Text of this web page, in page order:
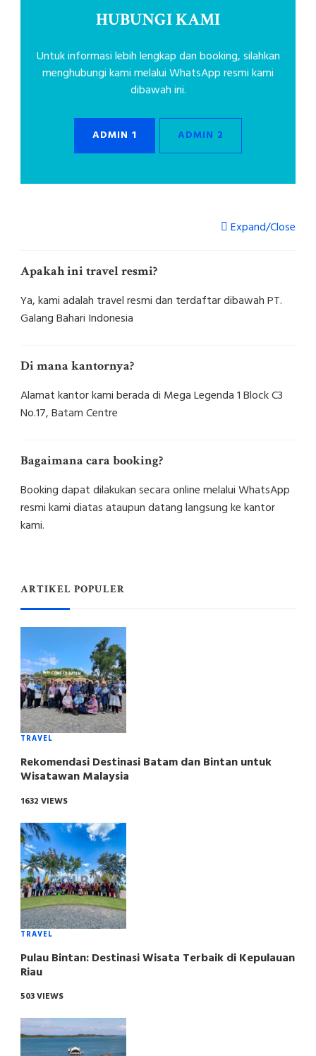
HUBUNGI KAMI
Untuk informasi lebih lengkap dan booking, silahkan
menghubungi kami melalui WhatsApp resmi kami
dibawah ini.
ADMIN 1 ADMIN 2
Expand/Close
Apakah ini travel resmi?
Ya, kami adalah travel resmi dan terdaftar dibawah PT.
Galang Bahari Indonesia
Di mana kantornya?
Alamat kantor kami berada di Mega Legenda 1 Block C3
No.17, Batam Centre
Bagaimana cara booking?
Booking dapat dilakukan secara online melalui WhatsApp
resmi kami diatas ataupun datang langsung ke kantor
kami.
ARTIKEL POPULER
TRAVEL
Rekomendasi Destinasi Batam dan Bintan untuk
Wisatawan Malaysia
1632 VIEWS
TRAVEL
Pulau Bintan: Destinasi Wisata Terbaik di Kepulauan
Riau
503 VIEWS